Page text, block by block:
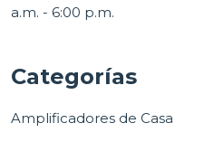
a.m. - 6:00 p.m.
Categorías
Amplificadores de Casa